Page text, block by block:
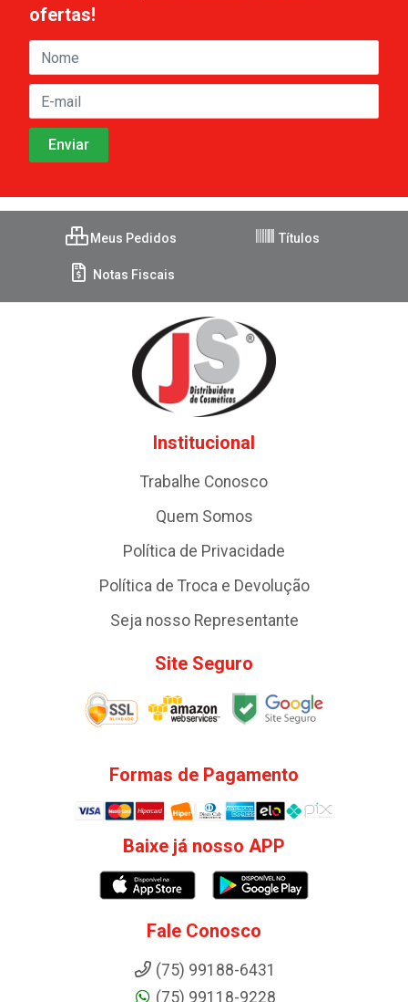
ofertas!
Meus Pedidos Títulos
Notas Fiscais
Institucional
Trabalhe Conosco
Quem Somos
Política de Privacidade
Política de Troca e Devolução
Seja nosso Representante
Site Seguro
Formas de Pagamento
Baixe já nosso APP
Fale Conosco
(75) 99188-6431
(75) 99118-9228